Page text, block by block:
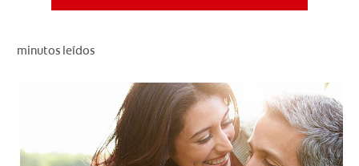
PROMOCIONES
minutos leídos